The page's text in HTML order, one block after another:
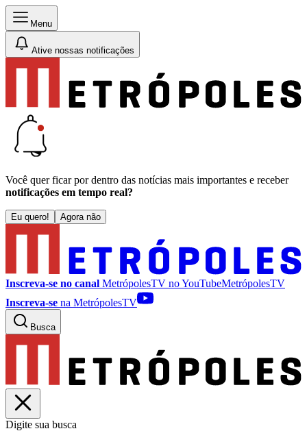
Menu
Ative nossas notificações
Você quer ficar por dentro das notícias mais importantes e receber
notificações em tempo real?
Eu quero! Agora não
Inscreva-se no canal MetrópolesTV noYouTubeMetrópolesTV
Inscreva-se na MetrópolesTV
Busca
Digite sua busca